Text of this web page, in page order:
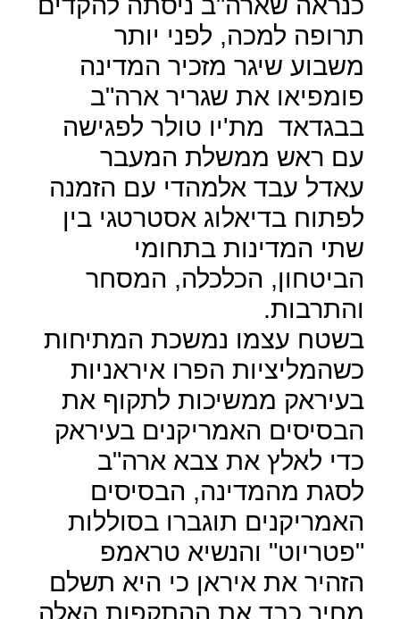
תרופה למכה, לפני יותר
משבוע שיגר מזכיר המדינה
פומפיאו את שגריר ארה"ב
בבגדאד מת'יו טולר לפגישה
עם ראש ממשלת המעבר
עאדל עבד אלמהדי עם הזמנה
לפתוח בדיאלוג אסטרטגי בין
שתי המדינות בתחומי
הביטחון, הכלכלה, המסחר
והתרבות.
בשטח עצמו נמשכת המתיחות
כשהמליציות הפרו איראניות
בעיראק ממשיכות לתקוף את
הבסיסים האמריקנים בעיראק
כדי לאלץ את צבא ארה"ב
לסגת מהמדינה, הבסיסים
האמריקנים תוגברו בסוללות
"פטריוט" והנשיא טראמפ
הזהיר את איראן כי היא תשלם
מחיר כבד את ההתקפות האלה